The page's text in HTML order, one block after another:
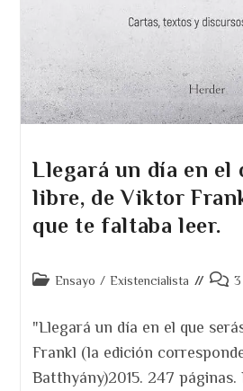
Llegará un día en el
libre, de Viktor
que te faltaba leer.
Categoría
entrada:
Ensayo / Existencialista
"Llegará un día en el que
Frankl (la edición
Batthyány)2015. 247